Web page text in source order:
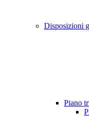
Disposizioni
Piano